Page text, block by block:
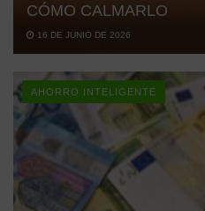
CÓMO CALMARLO
16 DE JUNIO DE 2026
AHORRO INTELIGENTE